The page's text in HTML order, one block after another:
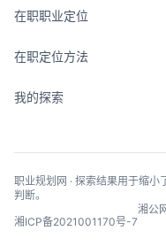
在职职业定位
在职定位方法
我的探索
职业规划网 · 探索结果用于缩
判断。
湘ICP备2021001170号-7
湘公